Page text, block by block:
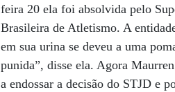
feira 20 ela foi absolvida pelo
Brasileira de Atletismo. A
em sua urina se deveu a uma
punida”, disse ela. Agora
a endossar a decisão do STJD e